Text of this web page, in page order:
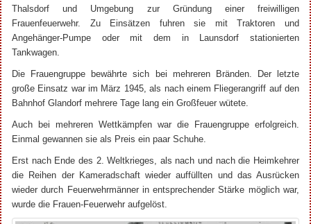
Thalsdorf und Umgebung zur Gründung einer freiwilligen
Frauenfeuerwehr. Zu Einsätzen fuhren sie mit Traktoren und
Angehänger-Pumpe oder mit dem in Launsdorf stationierten
Tankwagen.
Die Frauengruppe bewährte sich bei mehreren Bränden. Der letzte
große Einsatz war im März 1945, als nach einem Fliegerangriff auf den
Bahnhof Glandorf mehrere Tage lang ein Großfeuer wütete.
Auch bei mehreren Wettkämpfen war die Frauengruppe erfolgreich.
Einmal gewannen sie als Preis ein paar Schuhe.
Erst nach Ende des 2. Weltkrieges, als nach und nach die Heimkehrer
die Reihen der Kameradschaft wieder auffüllten und das Ausrücken
wieder durch Feuerwehrmänner in entsprechender Stärke möglich war,
wurde die Frauen-Feuerwehr aufgelöst.